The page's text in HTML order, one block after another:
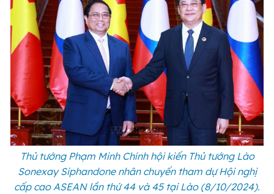
Thủ tướng Phạm Minh Chính hội kiến Thủ tướng Lào
Sonexay Siphandone nhân chuyến tham dự Hội nghị
cấp cao ASEAN lần thứ 44 và 45 tại Lào (8/10/2024).